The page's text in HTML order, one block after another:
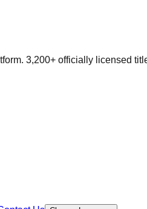
3,200+ officially licensed